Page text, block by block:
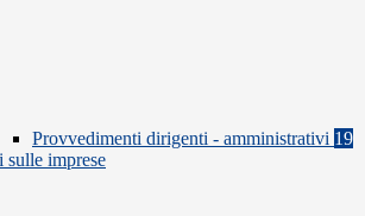
Provvedimenti dirigenti - amministrativi 19
sulle imprese